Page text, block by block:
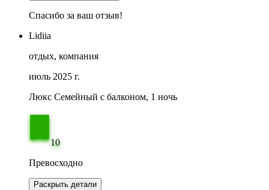
Спасибо за ваш отзыв!
Lidiia
отдых, компания
июль 2025 г.
Люкс Семейный с балконом, 1 ночь
10
Превосходно
Раскрыть детали